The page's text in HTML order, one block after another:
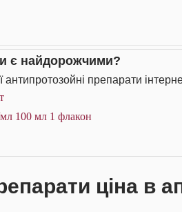
є найдорожчими?
препарати
мл 100 мл 1 флакон
ціна в